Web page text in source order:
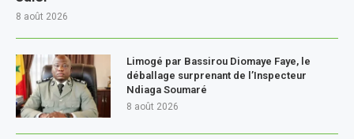
8 août 2026
Limogé par Bassirou Diomaye Faye, le
déballage surprenant de l’Inspecteur
Ndiaga Soumaré
8 août 2026